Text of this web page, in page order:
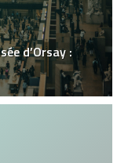
d’Orsay :